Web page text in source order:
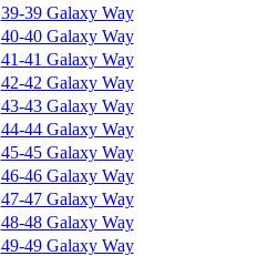
39-39 Galaxy Way
40-40 Galaxy Way
41-41 Galaxy Way
42-42 Galaxy Way
43-43 Galaxy Way
44-44 Galaxy Way
45-45 Galaxy Way
46-46 Galaxy Way
47-47 Galaxy Way
48-48 Galaxy Way
49-49 Galaxy Way